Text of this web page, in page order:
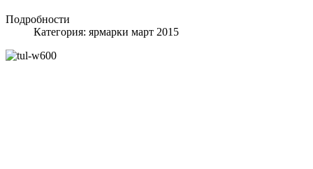
Подробности
Категория: ярмарки март 2015